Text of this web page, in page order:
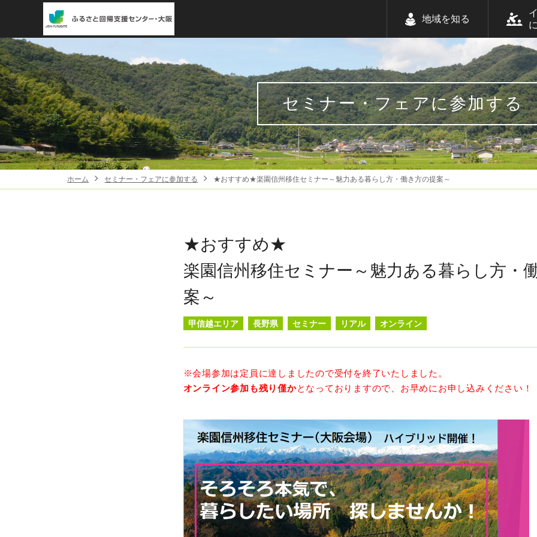
地域を知る
セミナー・フェアに参加する
ホーム セミナー・フェアに参加する ★おすすめ★楽園信州移住セミナー～魅力ある暮らし方・働き方の提案～
★おすすめ★
楽園信州移住セミナー～魅力ある暮らし方・
案～
甲信越エリア 長野県 セミナー リアル オンライン
※会場参加は定員に達しましたので受付を終了いたしました。
オンライン参加も残り僅かとなっておりますので、お早めにお申し込みください！